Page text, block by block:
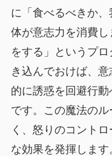
に「食べるべきか
体が意志力を消費
をする」というプ
き込んでおけば、
的に誘惑を回避行
です。この魔法の
く、怒りのコント
な効果を発揮します